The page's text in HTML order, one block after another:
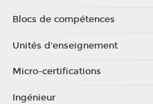
Blocs de compétences
Unités d'enseignement
Micro-certifications
Ingénieur